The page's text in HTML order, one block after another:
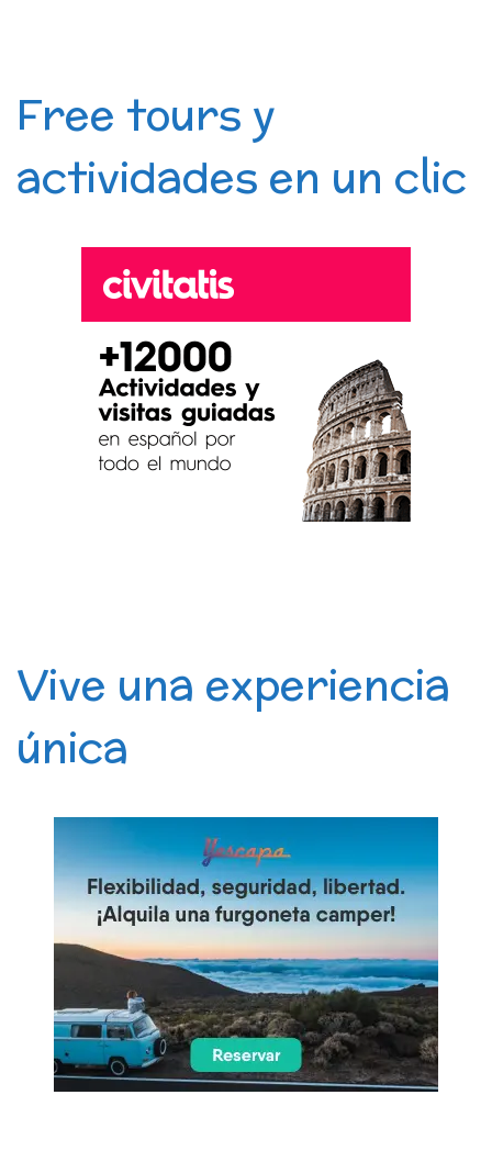
Free tours y
actividades en un clic
Vive una experiencia
única